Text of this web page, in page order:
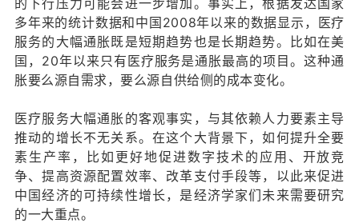
多年来的统计数据和中国2008年以来的数据显示，医疗
服务的大幅通胀既是短期趋势也是长期趋势。比如在美
国，20年以来只有医疗服务是通胀最高的项目。这种通
胀要么源自需求，要么源自供给侧的成本变化。
医疗服务大幅通胀的客观事实，与其依赖人力要素主导
推动的增长不无关系。在这个大背景下，如何提升全要
素生产率，比如更好地促进数字技术的应用、开放竞
争、提高资源配置效率、改革支付手段等，以此来促进
中国经济的可持续性增长，是经济学家们未来需要研究
的一大重点。